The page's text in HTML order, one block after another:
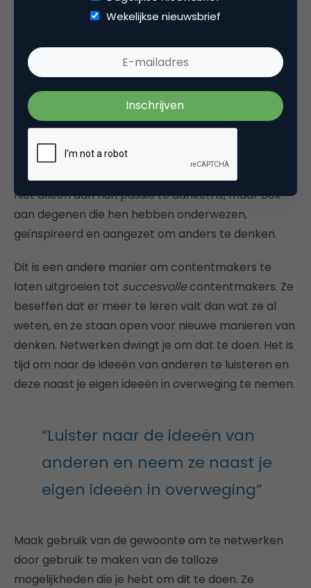
bestuderen om uit te vinden hoe het de inhoud
rangschikt. Optimaliseer vervolgens de content,
zodat deze goed presteert onder de organische KPI
van het verkeer. Hoe meer kennis je hebt van de
hoe succesvoller je bent als marketeer.
7. Netwerk bij elke gelegenheid
Succesvolle contentmakers weten dat hun succes
niet alleen aan hun passie te danken is, maar ook
aan degenen die hen hebben onderwezen,
geïnspireerd en aangezet om anders te denken.
Dit is een andere manier om contentmakers te
laten uitgroeien tot succesvollecontentmakers. Ze
beseffen dat er meer te leren valt dan wat ze al
weten, en ze staan open voor nieuwe manieren van
denken. Netwerken dwingt je om dat te doen. Het is
tijd om naar de ideeën van anderen te luisteren en
deze naast je eigen ideeën in overweging te nemen.
“Luister naar de ideeën van
anderen en neem ze naast je
eigen ideeën in overweging”
Maak gebruik van de gewoonte om te netwerken
door gebruik te maken van de talloze
mogelijkheden die je hebt om dit te doen. Ze
Wekelijkse nieuwsbrief